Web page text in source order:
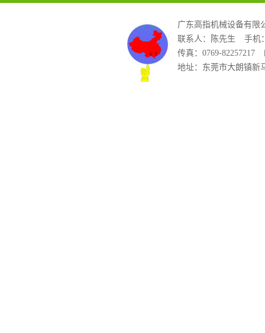
广东高指机械设备有限
联系人：陈先生
手机
传真：0769-82257217
地址：东莞市大朗镇新